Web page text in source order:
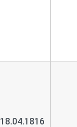
18.04.1816